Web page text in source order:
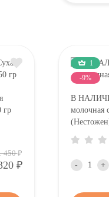
гр
450Р
Р
1
-9%
В
молочная
- +